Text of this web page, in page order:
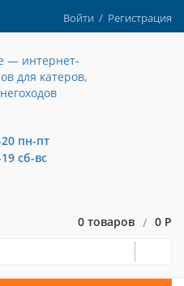
Войти / Регистрация
пн-пт
сб-вс
0 товаров / 0 Р